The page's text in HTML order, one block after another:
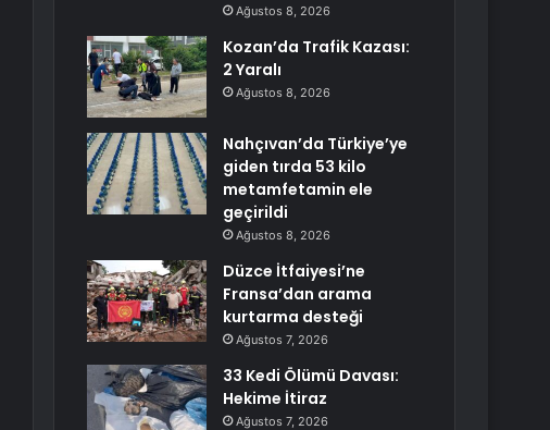
Ağustos 8, 2026
Kozan’da Trafik Kazası:
2 Yaralı
Ağustos 8, 2026
Nahçıvan’da Türkiye’ye
giden tırda 53 kilo
metamfetamin ele
geçirildi
Ağustos 8, 2026
Düzce İtfaiyesi’ne
Fransa’dan arama
kurtarma desteği
Ağustos 7, 2026
33 Kedi Ölümü Davası:
Hekime İtiraz
Ağustos 7, 2026